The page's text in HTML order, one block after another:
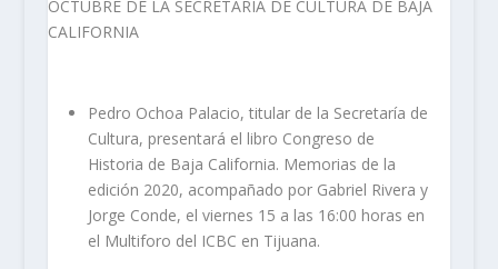
Pedro Ochoa Palacio, titular de la Secretaría de
Cultura, presentará el libro Congreso de
Historia de Baja California. Memorias de la
edición 2020, acompañado por Gabriel Rivera y
Jorge Conde, el viernes 15 a las 16:00 horas en
el Multiforo del ICBC en Tijuana.